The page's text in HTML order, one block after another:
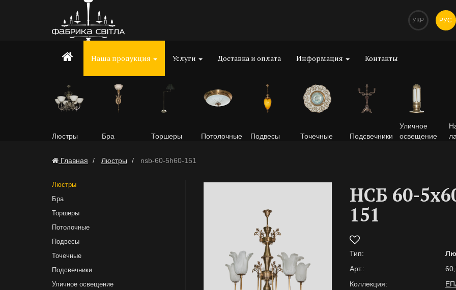
УКР РУС
Наша продукция Услуги Доставка и оплата Информация Контакты
Люстры Бра Торшеры Потолочные Подвесы Точечные Подсвечники
Уличное
освещение
Главная Люстры nsb-60-5h60-151
Люстры
Бра
Торшеры
Потолочные
Подвесы
Точечные
Подсвечники
Уличное освещение
НСБ 60-
151
Тип:
Арт.:
Коллекция: